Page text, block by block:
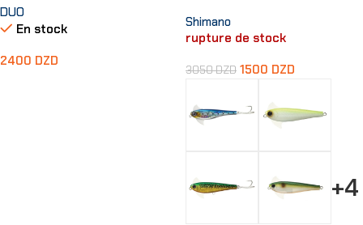
DUO
En stock
2400 DZD
Shimano
rupture de stock
3050DZD 1500 DZD
+4